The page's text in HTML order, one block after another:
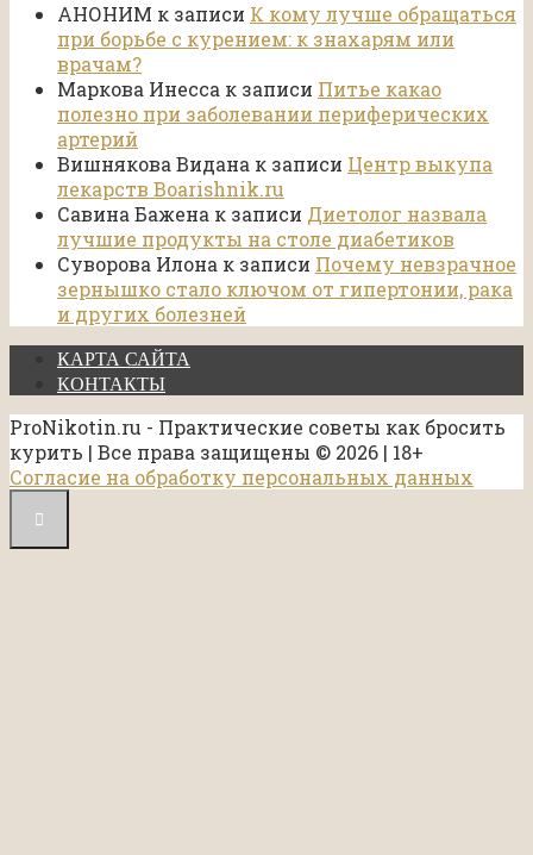
АНОНИМ к записи К кому лучше обращаться
при борьбе с курением: к знахарям или
врачам?
Маркова Инесса к записи Питье какао
полезно при заболевании периферических
артерий
Вишнякова Видана к записи Центр выкупа
лекарств Boarishnik.ru
Савина Бажена к записи Диетолог назвала
лучшие продукты на столе диабетиков
Суворова Илона к записи Почему невзрачное
зернышко стало ключом от гипертонии, рака
и других болезней
КАРТА САЙТА
КОНТАКТЫ
ProNikotin.ru - Практические советы как бросить
курить | Все права защищены © 2026 | 18+
Согласие на обработку персональных данных